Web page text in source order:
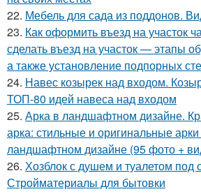
22. Мебель для сада из поддонов.
23. Как оформить въезд на участок
сделать въезд на участок — этапы
а также установление подпорных
24. Навес козырек над входом.
ТОП-80 идей навеса над входом
25. Арка в ландшафтном дизайне.
арка: стильные и оригинальные
ландшафтном дизайне (95 фото +
26. Хозблок с душем и туалетом под
Стройматериалы для бытовки